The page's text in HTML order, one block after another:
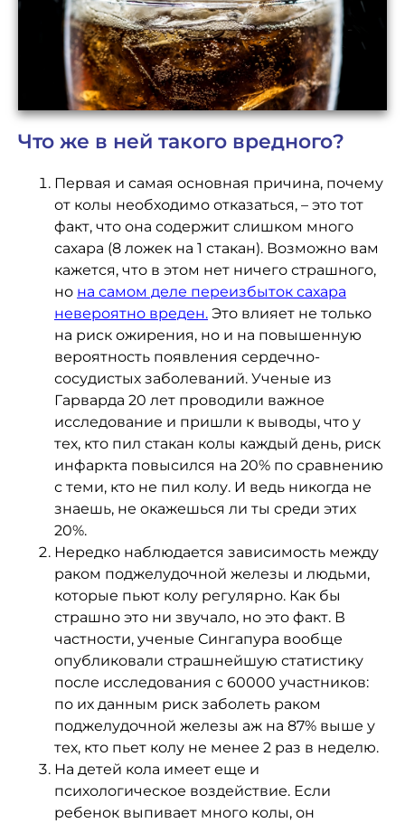
Что же в ней такого вредного?
Первая и самая основная причина, почему
от колы необходимо отказаться, – это тот
факт, что она содержит слишком много
сахара (8 ложек на 1 стакан). Возможно вам
кажется, что в этом нет ничего страшного,
но на самом деле переизбыток сахара
невероятно вреден. Это влияет не только
на риск ожирения, но и на повышенную
вероятность появления сердечно-
сосудистых заболеваний. Ученые из
Гарварда 20 лет проводили важное
исследование и пришли к выводы, что у
тех, кто пил стакан колы каждый день, риск
инфаркта повысился на 20% по сравнению
с теми, кто не пил колу. И ведь никогда не
знаешь, не окажешься ли ты среди этих
20%.
Нередко наблюдается зависимость между
раком поджелудочной железы и людьми,
которые пьют колу регулярно. Как бы
страшно это ни звучало, но это факт. В
частности, ученые Сингапура вообще
опубликовали страшнейшую статистику
после исследования с 60000 участников:
по их данным риск заболеть раком
поджелудочной железы аж на 87% выше у
тех, кто пьет колу не менее 2 раз в неделю.
На детей кола имеет еще и
психологическое воздействие. Если
ребенок выпивает много колы, он